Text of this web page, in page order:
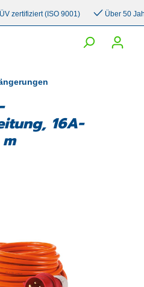
(ISO 9001) Über 50 Jahre
16A-